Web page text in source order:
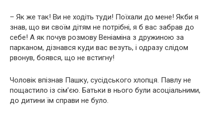
– Як же так! Ви не ходіть туди! Поїхали до мене! Якби я
знав, що ви своїм дітям не потрібні, я б вас забрав до
себе! А як почув розмову Веніаміна з дружиною за
парканом, дізнався куди вас везуть, і одразу слідом
рвонув, боявся, що не встигну!
Чоловік впізнав Пашку, сусідського хлопця. Павлу не
пощастило із сім’єю. Батьки в нього були асоціальними,
до дитини їм справи не було.